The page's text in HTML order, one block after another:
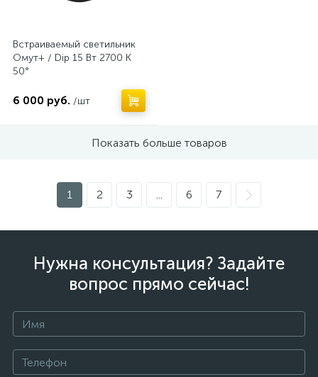
Встраиваемый светильник
Омут+ / Dip 15 Вт 2700 К
50°
6 000 руб. /шт
Показать больше товаров
1 2 3 ... 6 7
Нужна консультация? Задайте
вопрос прямо сейчас!